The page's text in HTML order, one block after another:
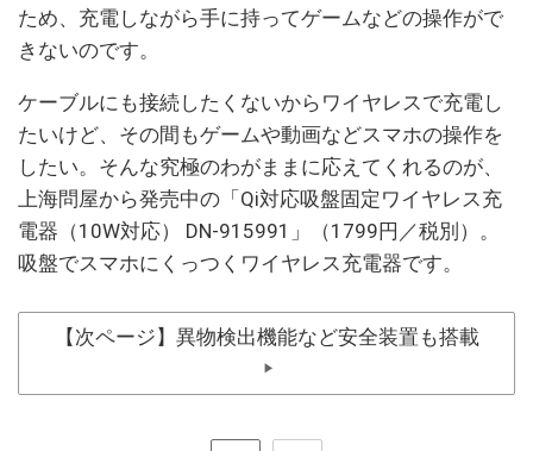
ため、充電しながら手に持ってゲームなどの操作がで
きないのです。
ケーブルにも接続したくないからワイヤレスで充電し
たいけど、その間もゲームや動画などスマホの操作を
したい。そんな究極のわがままに応えてくれるのが、
上海問屋から発売中の「Qi対応吸盤固定ワイヤレス充
電器（10W対応） DN-915991」（1799円／税別）。
吸盤でスマホにくっつくワイヤレス充電器です。
【次ページ】異物検出機能など安全装置も搭載
▶